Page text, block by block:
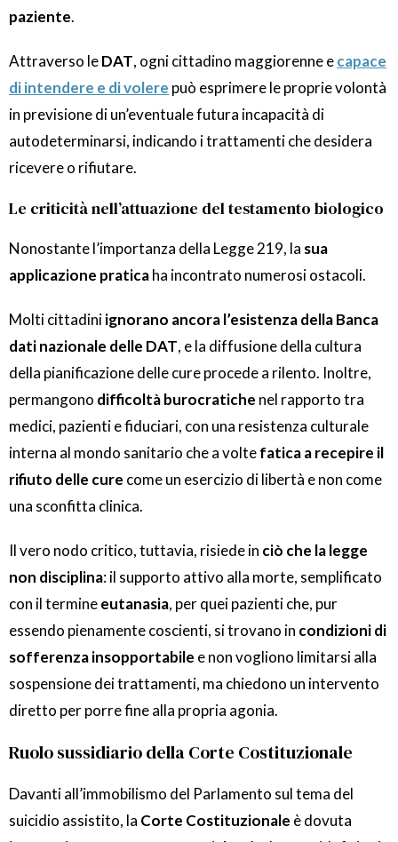
paziente.
Attraverso leDAT, ogni cittadino maggiorenne ecapace
di intendere e di volere può esprimere le proprie volontà
in previsione di un’eventuale futura incapacità di
autodeterminarsi, indicando i trattamenti che desidera
ricevere o rifiutare.
Le criticità nell’attuazione del testamento biologico
Nonostante l’importanza della Legge 219, la sua
applicazione praticaha incontrato numerosi ostacoli.
Molti cittadiniignorano ancora l’esistenza della Banca
dati nazionale delle DAT, e la diffusione della cultura
della pianificazione delle cure procede a rilento. Inoltre,
permangono difficoltà burocratiche nel rapporto tra
medici, pazienti e fiduciari, con una resistenza culturale
interna al mondo sanitario che a voltefatica a recepire il
rifiuto delle cure come un esercizio di libertà e non come
una sconfitta clinica.
Il vero nodo critico, tuttavia, risiede in ciò che la legge
non disciplina: il supporto attivo alla morte, semplificato
con il termineeutanasia, per quei pazienti che, pur
essendo pienamente coscienti, si trovano in condizioni di
sofferenza insopportabile e non vogliono limitarsi alla
sospensione dei trattamenti, ma chiedono un intervento
diretto per porre fine alla propria agonia.
Ruolo sussidiario della Corte Costituzionale
Davanti all’immobilismo del Parlamento sul tema del
suicidio assistito, la Corte Costituzionale è dovuta